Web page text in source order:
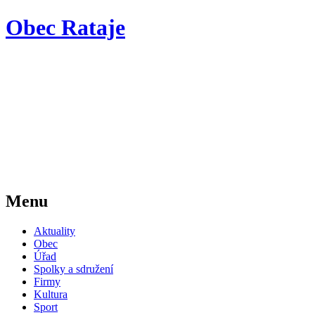
Obec Rataje
Menu
Aktuality
Obec
Úřad
Spolky a sdružení
Firmy
Kultura
Sport